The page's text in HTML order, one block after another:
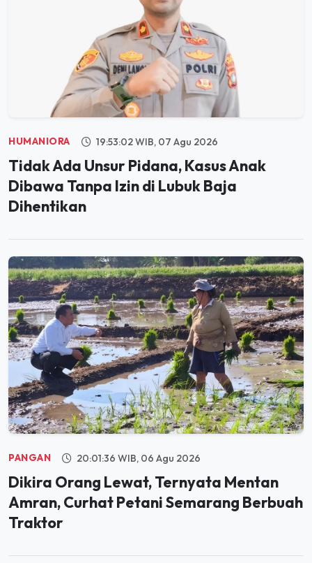
HUMANIORA 19:53:02 WIB, 07 Agu 2026
Tidak Ada Unsur Pidana, Kasus Anak
Dibawa Tanpa Izin di Lubuk Baja
Dihentikan
PANGAN 20:01:36 WIB, 06 Agu 2026
Dikira Orang Lewat, Ternyata Mentan
Amran, Curhat Petani Semarang Berbuah
Traktor